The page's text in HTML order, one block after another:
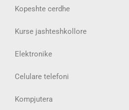
Kopeshte cerdhe
Kurse jashteshkollore
Elektronike
Celulare telefoni
Kompjutera